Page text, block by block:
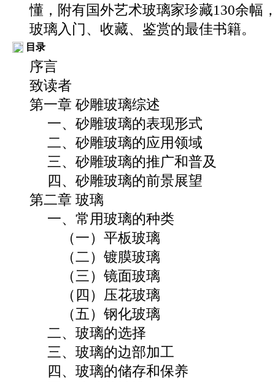
懂，附有国外艺术玻璃家珍藏130余幅
玻璃入门、收藏、鉴赏的最佳书籍。
目录
序言
致读者
第一章 砂雕玻璃综述
一、砂雕玻璃的表现形式
二、砂雕玻璃的应用领域
三、砂雕玻璃的推广和普及
四、砂雕玻璃的前景展望
第二章 玻璃
一、常用玻璃的种类
（一）平板玻璃
（二）镀膜玻璃
（三）镜面玻璃
（四）压花玻璃
（五）钢化玻璃
二、玻璃的选择
三、玻璃的边部加工
四、玻璃的储存和保养